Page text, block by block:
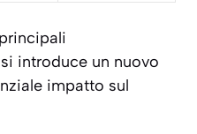
introduce un nuovo
impatto sul